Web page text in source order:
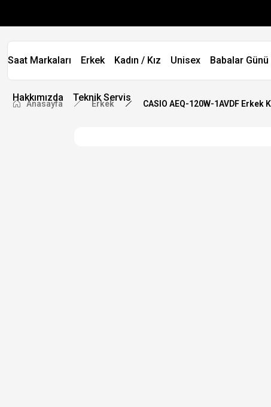
Saat Markaları Erkek Kadın / Kız Unisex Babalar Günü
Hakkımızda Teknik Servis
Anasayfa Erkek CASIO AEQ-120W-1AVDF Erkek